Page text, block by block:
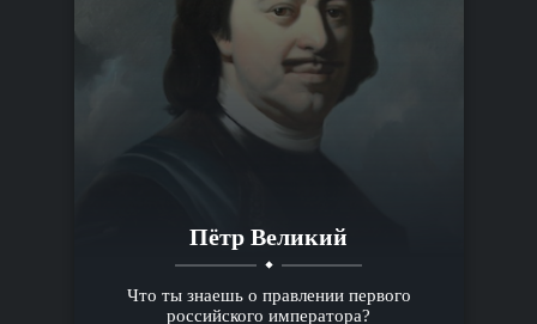
Пётр Великий
Что ты знаешь о правлении первого
российского императора?